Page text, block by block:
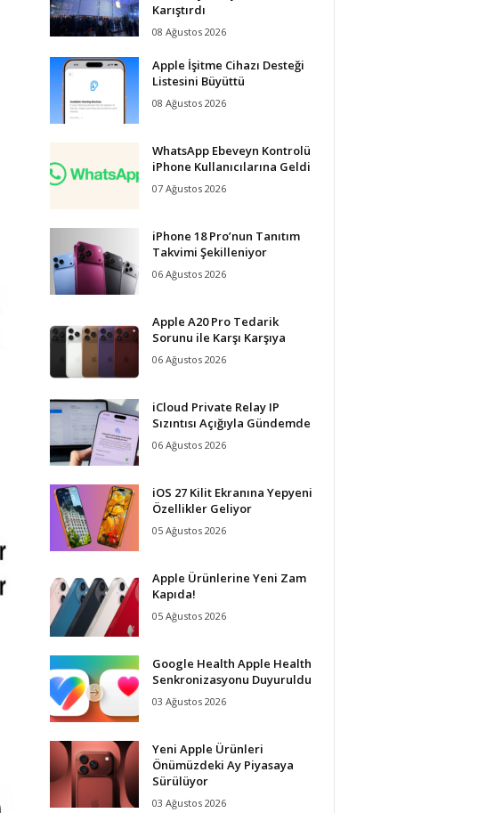
Karıştırdı
08 Ağustos 2026
Apple İşitme Cihazı Desteği
Listesini Büyüttü
08 Ağustos 2026
WhatsApp Ebeveyn Kontrolü
iPhone Kullanıcılarına Geldi
07 Ağustos 2026
iPhone 18 Pro’nun Tanıtım
Takvimi Şekilleniyor
06 Ağustos 2026
Apple A20 Pro Tedarik
Sorunu ile Karşı Karşıya
06 Ağustos 2026
iCloud Private Relay IP
Sızıntısı Açığıyla Gündemde
06 Ağustos 2026
iOS 27 Kilit Ekranına Yepyeni
Özellikler Geliyor
05 Ağustos 2026
Apple Ürünlerine Yeni Zam
Kapıda!
05 Ağustos 2026
Google Health Apple Health
Senkronizasyonu Duyuruldu
03 Ağustos 2026
Yeni Apple Ürünleri
Önümüzdeki Ay Piyasaya
Sürülüyor
03 Ağustos 2026